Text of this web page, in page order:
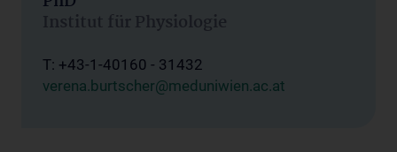
Institut für Physiologie
T: +43-1-40160 - 31432
verena.burtscher@meduniwien.ac.at